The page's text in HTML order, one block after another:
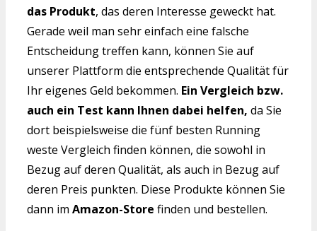
das Produkt, das deren Interesse geweckt hat.
Gerade weil man sehr einfach eine falsche
Entscheidung treffen kann, können Sie auf
unserer Plattform die entsprechende Qualität für
Ihr eigenes Geld bekommen. Ein Vergleich bzw.
auch ein Test kann Ihnen dabei helfen, da Sie
dort beispielsweise die fünf besten Running
weste Vergleich finden können, die sowohl in
Bezug auf deren Qualität, als auch in Bezug auf
deren Preis punkten. Diese Produkte können Sie
dann im Amazon-Store finden und bestellen.